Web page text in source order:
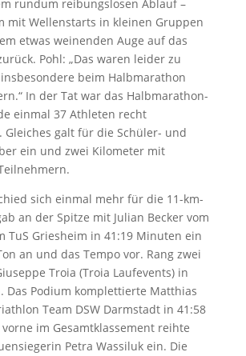
rundum reibungslosen Ablauf –
mit Wellenstarts in kleinen Gruppen
etwas weinenden Auge auf das
Pohl: „Das waren leider zu
beim Halbmarathon
In der Tat war das Halbmarathon-
einmal 37 Athleten recht
Gleiches galt für die Schüler- und
ein und zwei Kilometer mit
sich einmal mehr für die 11-km-
an der Spitze mit Julian Becker vom
TuS Griesheim in 41:19 Minuten ein
an und das Tempo vor. Rang zwei
Troia (Troia Laufevents) in
Das Podium komplettierte Matthias
Team DSW Darmstadt in 41:58
im Gesamtklassement reihte
Petra Wassiluk ein. Die